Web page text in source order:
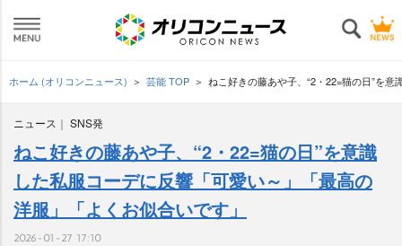
ホーム (オリコンニュース) 芸能 TOP ねこ好きの藤あや子、“2・22=猫の日”を
ニュース SNS発
ねこ好きの藤あや子、“2・22=猫の日”を意識
した私服コーデに反響「可愛い～」「最高の
洋服」「よくお似合いです」
2026-01-27 17:10